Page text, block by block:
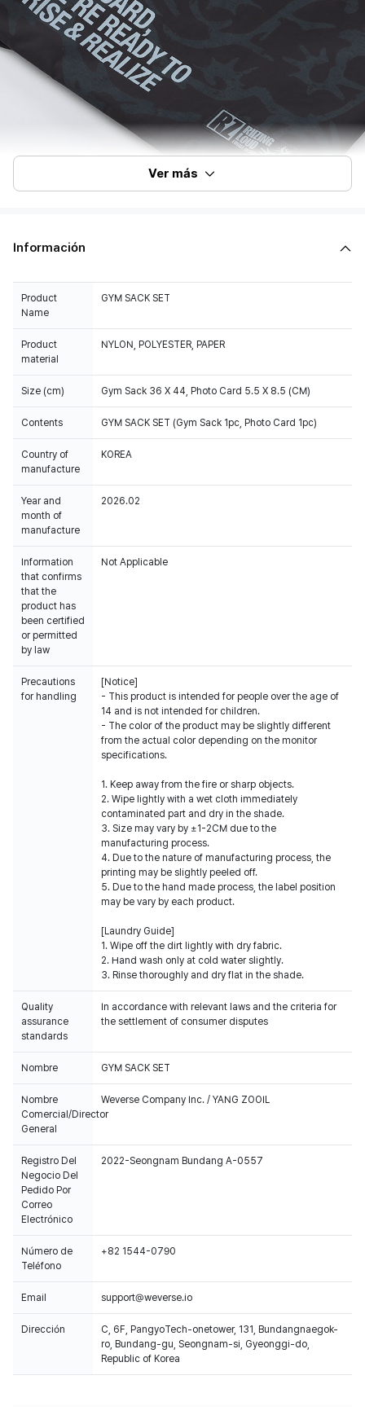
Ver más
Información
Product
Name
GYM SACK SET
Product
material
NYLON, POLYESTER, PAPER
Size (cm) Gym Sack 36 X 44, Photo Card 5.5 X 8.5 (CM)
Contents GYM SACK SET (Gym Sack 1pc, Photo Card 1pc)
Country of
manufacture
KOREA
Year and
month of
manufacture
2026.02
Information
that confirms
that the
product has
been certified
or permitted
by law
Not Applicable
Precautions
for handling
[Notice]
- This product is intended for people over the age of
14 and is not intended for children.
- The color of the product may be slightly different
from the actual color depending on the monitor
specifications.
1. Keep away from the fire or sharp objects.
2. Wipe lightly with a wet cloth immediately
contaminated part and dry in the shade.
3. Size may vary by ±1-2CM due to the
manufacturing process.
4. Due to the nature of manufacturing process, the
printing may be slightly peeled off.
5. Due to the hand made process, the label position
may be vary by each product.
[Laundry Guide]
1. Wipe off the dirt lightly with dry fabric.
2. Hand wash only at cold water slightly.
3. Rinse thoroughly and dry flat in the shade.
Quality
assurance
standards
In accordance with relevant laws and the criteria for
the settlement of consumer disputes
Nombre GYM SACK SET
Nombre
Comercial/Director
General
Weverse Company Inc. / YANG ZOOIL
Registro Del
Negocio Del
Pedido Por
Correo
Electrónico
2022-Seongnam Bundang A-0557
Número de
Teléfono
+82 1544-0790
Email support@weverse.io
Dirección
C, 6F, PangyoTech-onetower, 131, Bundangnaegok-
ro, Bundang-gu, Seongnam-si, Gyeonggi-do,
Republic of Korea